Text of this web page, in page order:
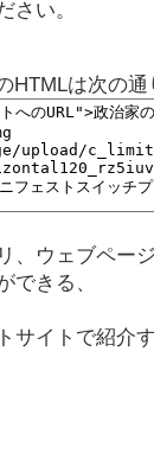
さい。
は次の通
ウェブページ
できる、
イトで紹介す